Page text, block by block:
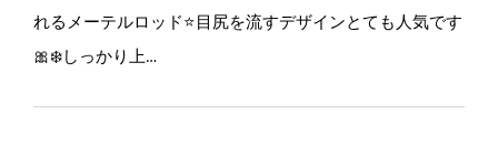
れるメーテルロッド⭐️目尻を流すデザインとても人気です
🎀❄️しっかり上…